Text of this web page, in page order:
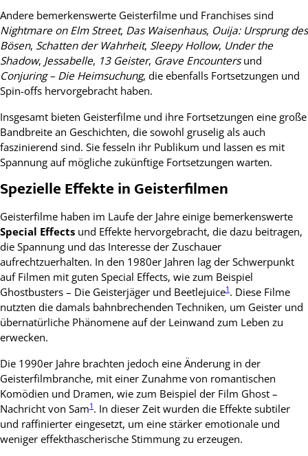
Andere bemerkenswerte Geisterfilme und Franchises sind
Nightmare on Elm Street, Das Waisenhaus, Ouija: Ursprung des
Bösen, Schatten der Wahrheit, Sleepy Hollow, Under the
Shadow, Jessabelle, 13 Geister, Grave Encountersund
Conjuring – Die Heimsuchung, die ebenfalls Fortsetzungen und
Spin-offs hervorgebracht haben.
Insgesamt bieten Geisterfilme und ihre Fortsetzungen eine große
Bandbreite an Geschichten, die sowohl gruselig als auch
faszinierend sind. Sie fesseln ihr Publikum und lassen es mit
Spannung auf mögliche zukünftige Fortsetzungen warten.
Spezielle Effekte in Geisterfilmen
Geisterfilme haben im Laufe der Jahre einige bemerkenswerte
Special Effects und Effekte hervorgebracht, die dazu beitragen,
die Spannung und das Interesse der Zuschauer
aufrechtzuerhalten. In den 1980er Jahren lag der Schwerpunkt
auf Filmen mit guten Special Effects, wie zum Beispiel
Ghostbusters – Die Geisterjäger und Beetlejuice1 . Diese Filme
nutzten die damals bahnbrechenden Techniken, um Geister und
übernatürliche Phänomene auf der Leinwand zum Leben zu
erwecken.
Die 1990er Jahre brachten jedoch eine Änderung in der
Geisterfilmbranche, mit einer Zunahme von romantischen
Komödien und Dramen, wie zum Beispiel der Film Ghost –
Nachricht von Sam1 . In dieser Zeit wurden die Effekte subtiler
und raffinierter eingesetzt, um eine stärker emotionale und
weniger effekthascherische Stimmung zu erzeugen.